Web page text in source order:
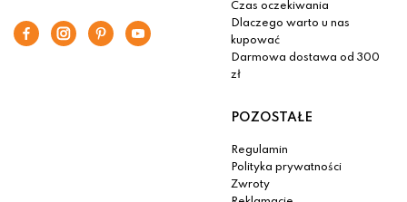
Czas oczekiwania
Dlaczego warto u nas
kupować
Darmowa dostawa od 300
zł
POZOSTAŁE
Regulamin
Polityka prywatności
Zwroty